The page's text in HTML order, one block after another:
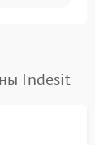
→
Indesit